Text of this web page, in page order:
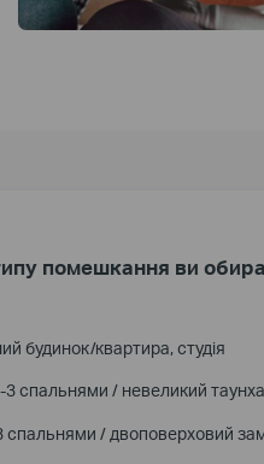
помешкання ви
будинок/квартира, студія
3 спальнями / невеликий
спальнями / двоповерховий